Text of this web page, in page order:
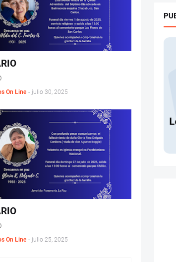
On Line - julio 30, 2025
On Line - julio 25, 2025